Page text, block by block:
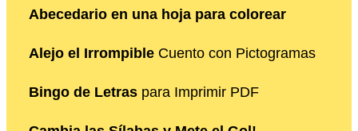
Abecedario en una hoja para colorear
Alejo el Irrompible Cuento con Pictogramas
Bingo de Letras para Imprimir PDF